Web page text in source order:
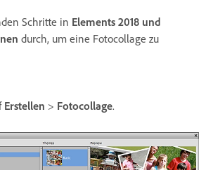
Schritte in Elements 2018 und
durch, um eine Fotocollage zu
Erstellen > Fotocollage.